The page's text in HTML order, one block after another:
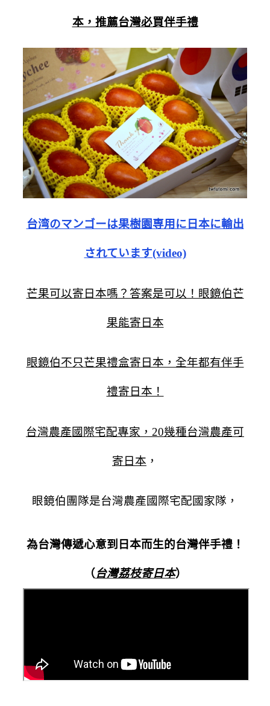
本，推薦台灣必買伴手禮
台湾のマンゴーは果樹園専用に日本に輸出
されています(video)
芒果可以寄日本嗎？答案是可以！眼鏡伯芒
果能寄日本
眼鏡伯不只芒果禮盒寄日本，全年都有伴手
禮寄日本！
台灣農產國際宅配專家，20幾種台灣農產可
寄日本 ，
眼鏡伯團隊是台灣農產國際宅配國家隊，
為台灣傳遞心意到日本而生的台灣伴手禮！
（台灣荔枝寄日本）